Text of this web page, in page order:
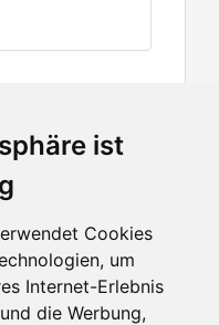
ist
Cookies
um
Internet-Erlebnis
die Werbung,